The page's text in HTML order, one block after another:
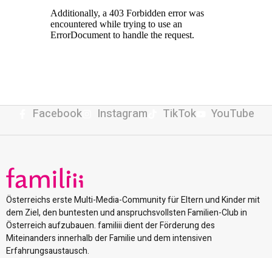
Facebook Instagram TikTok YouTube
Österreichs erste Multi-Media-Community für Eltern und Kinder mit
dem Ziel, den buntesten und anspruchsvollsten Familien-Club in
Österreich aufzubauen. familiii dient der Förderung des
Miteinanders innerhalb der Familie und dem intensiven
Erfahrungsaustausch.